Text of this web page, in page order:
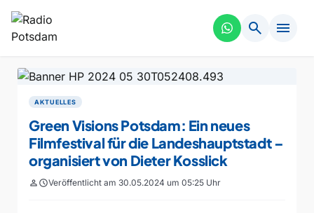
search menu
AKTUELLES
Green Visions Potsdam: Ein neues
Filmfestival für die Landeshauptstadt –
organisiert von Dieter Kosslick
personscheduleVeröffentlicht am 30.05.2024 um 05:25 Uhr